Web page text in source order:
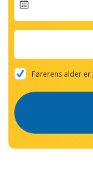
forward
with
the
and
Førerens alder er